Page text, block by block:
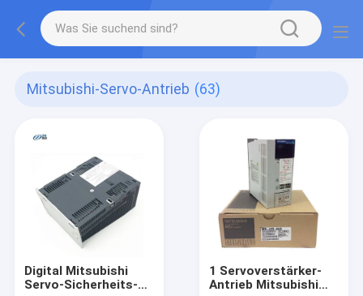
Mitsubishi-Servo-Antrieb (63)
Digital Mitsubishi
Servo-Sicherheits-
1 Servoverstärker-
Antrieb Mitsubishi